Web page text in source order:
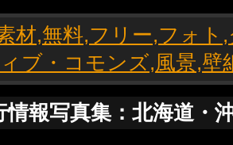
情報写真集：北海道・